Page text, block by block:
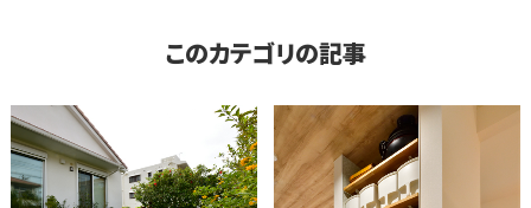
このカテゴリの記事